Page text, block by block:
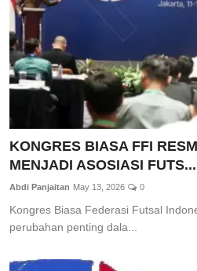
Contact
Pedoman Media Siber
KONGRES BIASA FFI
MENJADI ASOSIASI FUTS...
Abdi Panjaitan May 13, 2026 0
Kongres Biasa Federasi Futsal
perubahan penting dala...